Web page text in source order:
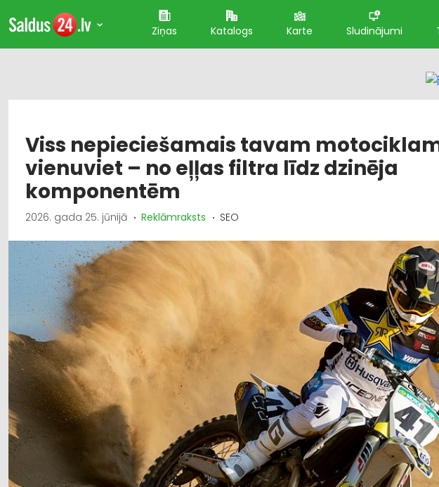
Ziņas Katalogs Karte Sludinājumi
Viss nepieciešamais tavam
vienuviet – no eļļas filtra līdz dzinēja
komponentēm
2026. gada 25. jūnijā Reklāmraksts SEO